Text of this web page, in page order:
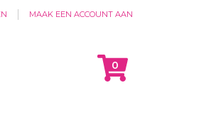
MAAK EEN ACCOUNT AAN
0 items